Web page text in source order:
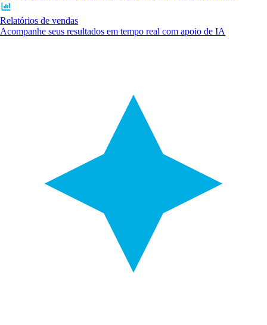
Relatórios de vendas
Acompanhe seus resultados em tempo real com apoio de IA